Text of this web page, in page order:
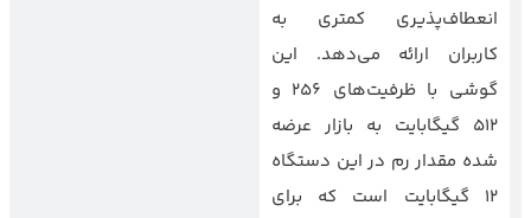
انعطاف‌پذیری کمتری به
کاربران ارائه می‌دهد. این
گوشی با ظرفیت‌های 256 و
512 گیگابایت به بازار عرضه
شده مقدار رم در این دستگاه
12 گیگابایت است که برای